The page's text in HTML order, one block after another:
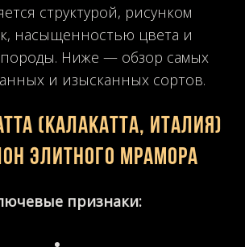
структурой, рисунком
насыщенностью цвета и
Ниже — обзор самых
и изысканных сортов.
(Калакатта, Италия)
элитного мрамора
признаки: